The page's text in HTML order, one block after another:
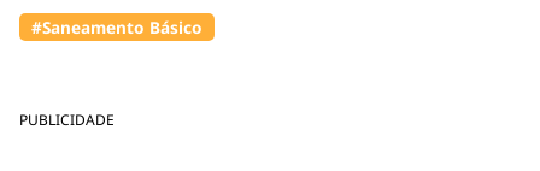
PUBLICIDADE
#Saneamento Básico